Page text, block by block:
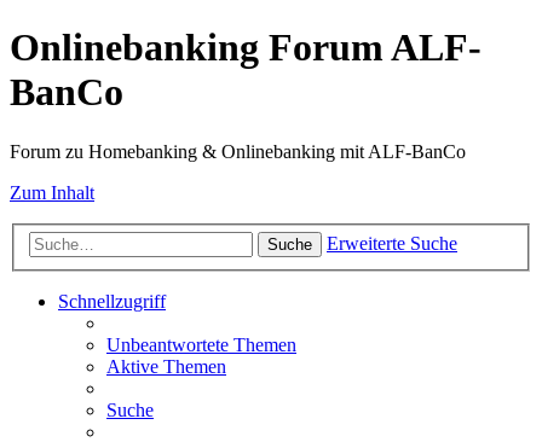
Onlinebanking Forum ALF-
BanCo
Forum zu Homebanking & Onlinebanking mit ALF-BanCo
Zum Inhalt
Suche Erweiterte Suche
Schnellzugriff
Unbeantwortete Themen
Aktive Themen
Suche